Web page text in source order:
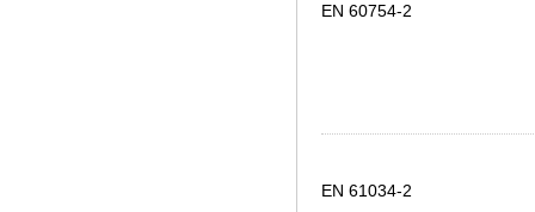
EN 60754-2
EN 61034-2